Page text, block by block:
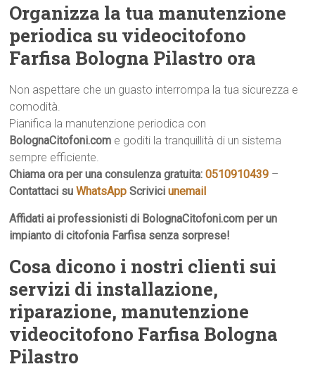
Organizza la tua manutenzione
periodica su videocitofono
Farfisa Bologna Pilastro ora
Non aspettare che un guasto interrompa la tua sicurezza e
comodità.
Pianifica la manutenzione periodica con
BolognaCitofoni.com e goditi la tranquillità di un sistema
sempre efficiente.
Chiama ora per una consulenza gratuita:0510910439 –
Contattaci suWhatsApp Scriviciunemail
Affidati ai professionisti di BolognaCitofoni.com per un
impianto di citofonia Farfisa senza sorprese!
Cosa dicono i nostri clienti sui
servizi di installazione,
riparazione, manutenzione
videocitofono Farfisa Bologna
Pilastro